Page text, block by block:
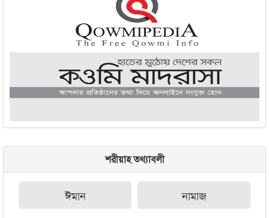
শরীয়াহ তথ্যাবলী
ঈমান নামাজ